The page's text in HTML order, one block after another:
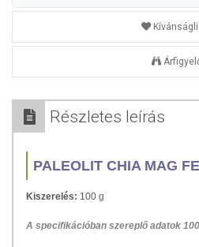
Részletes leírás
PALEOLIT CHIA MAG
Kiszerelés: 100 g
A specifikációban szereplő adatok